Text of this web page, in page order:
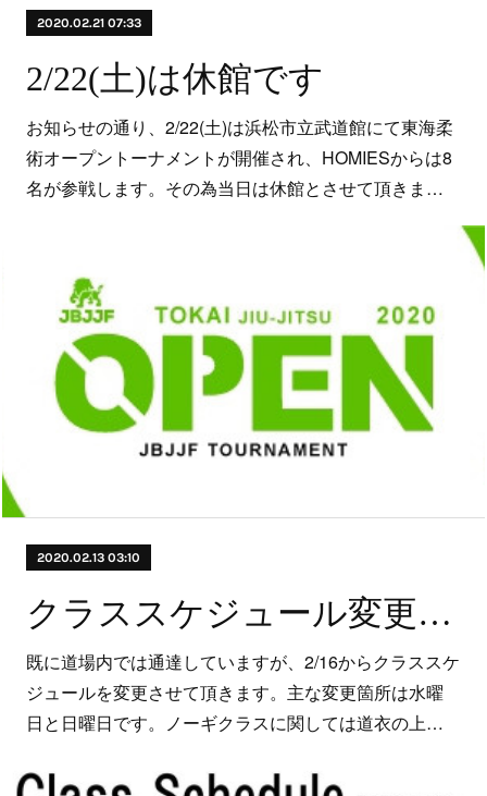
2020.02.21 07:33
2/22(土)は休館です
お知らせの通り、2/22(土)は浜松市立武道館にて東海柔
術オープントーナメントが開催され、HOMIESからは8
名が参戦します。その為当日は休館とさせて頂きま…
2020.02.13 03:10
クラススケジュール変更のお知らせ
既に道場内では通達していますが、2/16からクラススケ
ジュールを変更させて頂きます。主な変更箇所は水曜
日と日曜日です。ノーギクラスに関しては道衣の上…